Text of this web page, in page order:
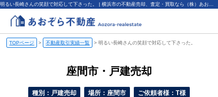
TOPページ > 不動産取引実績一覧 > 明るい長崎さんの笑顔で対応して下さった。
座間市・戸建売却
種別：戸建売却 場所：座間市 ご依頼者様：T様